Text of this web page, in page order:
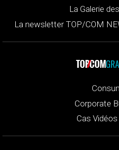
La Galerie
La newsletter TOP/COM
Corporate
Cas